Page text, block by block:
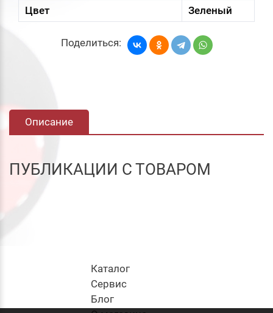
Цвет
Зеленый
Поделиться:
Описание
ПУБЛИКАЦИИ С ТОВАРОМ
Каталог
Cервис
Блог